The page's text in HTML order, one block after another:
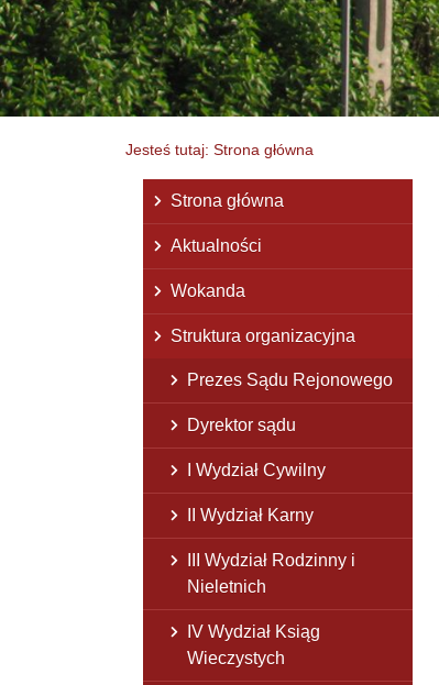
Jesteś tutaj: Strona główna
Menu główne
Strona główna
Aktualności
Wokanda
Struktura organizacyjna
Prezes Sądu Rejonowego
Dyrektor sądu
I Wydział Cywilny
II Wydział Karny
III Wydział Rodzinny i
Nieletnich
IV Wydział Ksiąg
Wieczystych